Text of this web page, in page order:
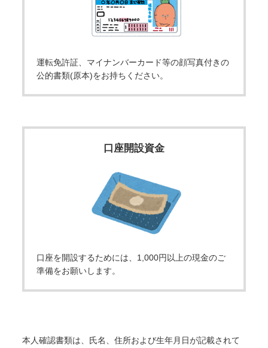
運転免許証、マイナンバーカード等の顔写真付きの
公的書類(原本)をお持ちください。
口座開設資金
口座を開設するためには、1,000円以上の現金のご
準備をお願いします。
本人確認書類は、氏名、住所および生年月日が記載されて